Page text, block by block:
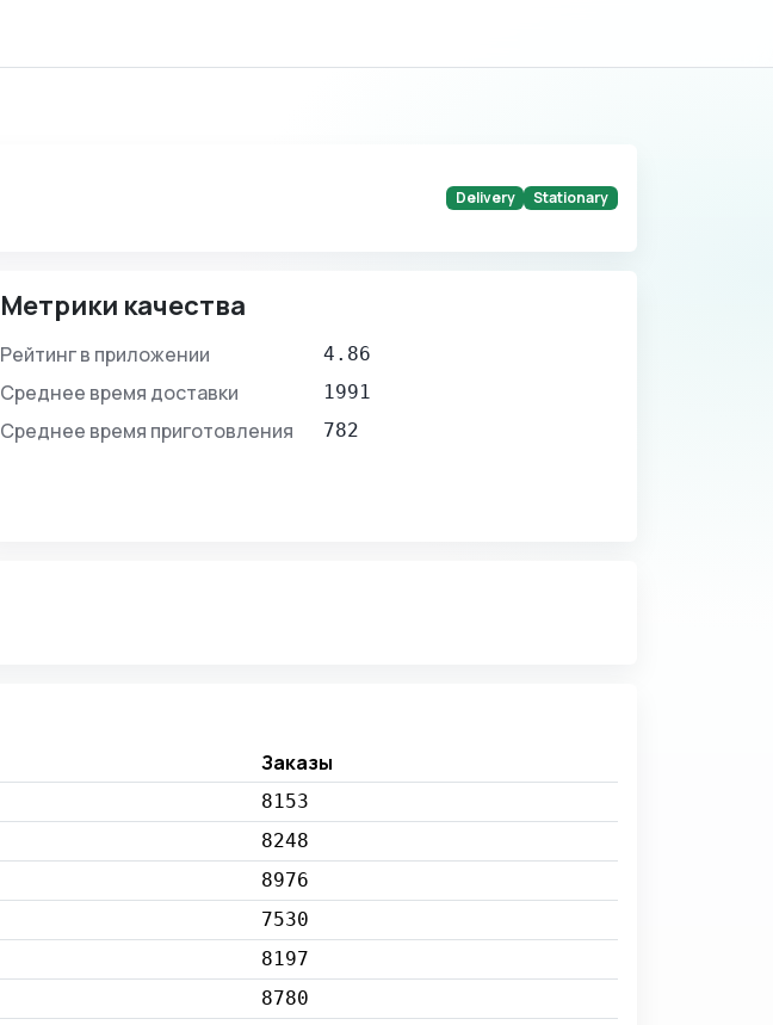
Delivery Stationary
Метрики качества
Рейтинг в приложении 4.86
Среднее время доставки 1991
Среднее время приготовления 782
Заказы
8153
8248
8976
7530
8197
8780